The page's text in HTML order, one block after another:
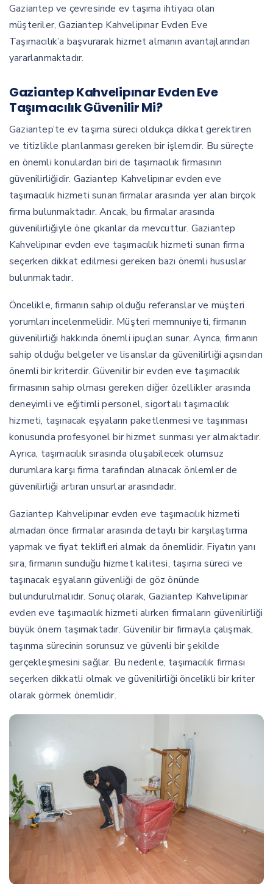
Gaziantep ve çevresinde ev taşıma ihtiyacı olan
müşteriler, Gaziantep Kahvelipınar Evden Eve
Taşımacılık’a başvurarak hizmet almanın avantajlarından
yararlanmaktadır.
Gaziantep Kahvelipınar Evden Eve
Taşımacılık Güvenilir Mi?
Gaziantep’te ev taşıma süreci oldukça dikkat gerektiren
ve titizlikle planlanması gereken bir işlemdir. Bu süreçte
en önemli konulardan biri de taşımacılık firmasının
güvenilirliğidir. Gaziantep Kahvelipınar evden eve
taşımacılık hizmeti sunan firmalar arasında yer alan birçok
firma bulunmaktadır. Ancak, bu firmalar arasında
güvenilirliğiyle öne çıkanlar da mevcuttur. Gaziantep
Kahvelipınar evden eve taşımacılık hizmeti sunan firma
seçerken dikkat edilmesi gereken bazı önemli hususlar
bulunmaktadır.
Öncelikle, firmanın sahip olduğu referanslar ve müşteri
yorumları incelenmelidir. Müşteri memnuniyeti, firmanın
güvenilirliği hakkında önemli ipuçları sunar. Ayrıca, firmanın
sahip olduğu belgeler ve lisanslar da güvenilirliği açısından
önemli bir kriterdir. Güvenilir bir evden eve taşımacılık
firmasının sahip olması gereken diğer özellikler arasında
deneyimli ve eğitimli personel, sigortalı taşımacılık
hizmeti, taşınacak eşyaların paketlenmesi ve taşınması
konusunda profesyonel bir hizmet sunması yer almaktadır.
Ayrıca, taşımacılık sırasında oluşabilecek olumsuz
durumlara karşı firma tarafından alınacak önlemler de
güvenilirliği artıran unsurlar arasındadır.
Gaziantep Kahvelipınar evden eve taşımacılık hizmeti
almadan önce firmalar arasında detaylı bir karşılaştırma
yapmak ve fiyat teklifleri almak da önemlidir. Fiyatın yanı
sıra, firmanın sunduğu hizmet kalitesi, taşıma süreci ve
taşınacak eşyaların güvenliği de göz önünde
bulundurulmalıdır. Sonuç olarak, Gaziantep Kahvelipınar
evden eve taşımacılık hizmeti alırken firmaların güvenilirliği
büyük önem taşımaktadır. Güvenilir bir firmayla çalışmak,
taşınma sürecinin sorunsuz ve güvenli bir şekilde
gerçekleşmesini sağlar. Bu nedenle, taşımacılık firması
seçerken dikkatli olmak ve güvenilirliği öncelikli bir kriter
olarak görmek önemlidir.